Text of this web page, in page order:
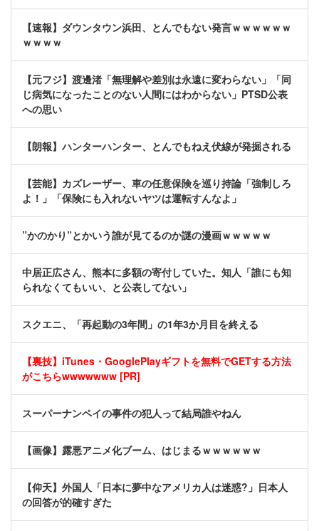
【速報】ダウンタウン浜田、とんでもない発言ｗｗｗｗｗｗ
ｗｗｗｗ
【元フジ】渡邊渚「無理解や差別は永遠に変わらない」「同
じ病気になったことのない人間にはわからない」PTSD公表
への思い
【朗報】ハンターハンター、とんでもねえ伏線が発掘される
【芸能】カズレーザー、車の任意保険を巡り持論「強制しろ
よ！」「保険にも入れないヤツは運転すんなよ」
”かのかり”とかいう誰が見てるのか謎の漫画ｗｗｗｗｗ
中居正広さん、熊本に多額の寄付していた。知人「誰にも知
られなくてもいい、と公表してない」
スクエニ、「再起動の3年間」の1年3か月目を終える
【裏技】iTunes・GooglePlayギフトを無料でGETする方法
がこちらwwwwwww [PR]
スーパーナンペイの事件の犯人って結局誰やねん
【画像】露悪アニメ化ブーム、はじまるｗｗｗｗｗｗ
【仰天】外国人「日本に夢中なアメリカ人は迷惑?」日本人
の回答が的確すぎた